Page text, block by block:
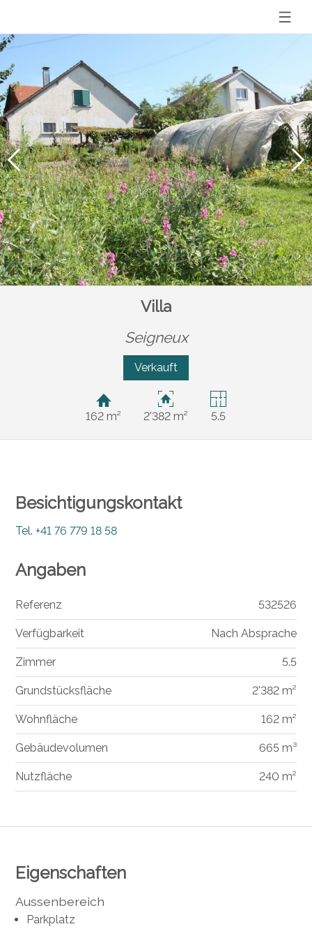
Villa
Seigneux
Verkauft
162 m² 2'382 m² 5.5
Eigenschaften
Aussenbereich
Parkplatz
Besichtigungskontakt
Tel.+41 76 779 18 58
Angaben
Referenz 532526
Verfügbarkeit Nach Absprache
Zimmer 5.5
Grundstücksfläche 2'382 m²
Wohnfläche 162 m²
Gebäudevolumen 665 m³
Nutzfläche 240 m²